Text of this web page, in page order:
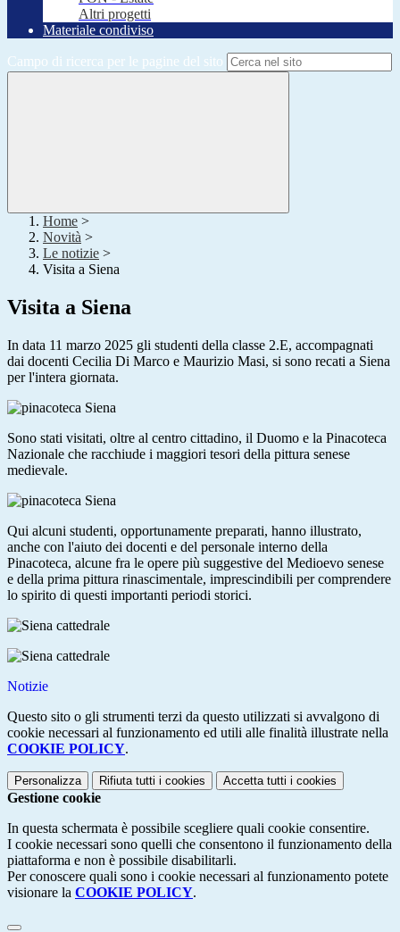
Altri progetti
Materiale condiviso
Campo di ricerca per le pagine del sito
Home >
Novità >
Le notizie >
Visita a Siena
Visita a Siena
In data 11 marzo 2025 gli studenti della classe 2.E, accompagnati
dai docenti Cecilia Di Marco e Maurizio Masi, si sono recati a Siena
per l'intera giornata.
Sono stati visitati, oltre al centro cittadino, il Duomo e la Pinacoteca
Nazionale che racchiude i maggiori tesori della pittura senese
medievale.
Qui alcuni studenti, opportunamente preparati, hanno illustrato,
anche con l'aiuto dei docenti e del personale interno della
Pinacoteca, alcune fra le opere più suggestive del Medioevo senese
e della prima pittura rinascimentale, imprescindibili per comprendere
lo spirito di questi importanti periodi storici.
Notizie
Questo sito o gli strumenti terzi da questo utilizzati si avvalgono di
cookie necessari al funzionamento ed utili alle finalità illustrate nella
COOKIE POLICY.
Personalizza Rifiuta tutti i cookies Accetta tutti i cookies
Gestione cookie
In questa schermata è possibile scegliere quali cookie consentire.
I cookie necessari sono quelli che consentono il funzionamento della
piattaforma e non è possibile disabilitarli.
Per conoscere quali sono i cookie necessari al funzionamento potete
visionare la COOKIE POLICY.